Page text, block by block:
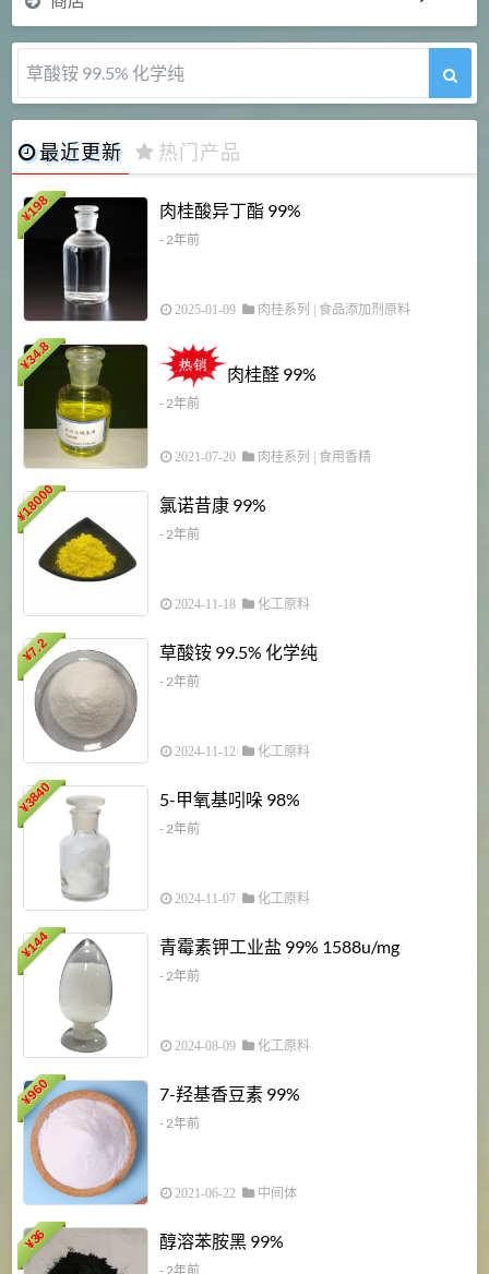
草酸铵 99.5% 化学纯
最近更新 热门产品
¥
198 肉桂酸异丁酯 99%
- 2年前
2025-01-09 肉桂系列 食品添加剂原料
¥
34.8
肉桂醛 99%
- 2年前
2021-07-20 肉桂系列 食用香精
¥
18000 氯诺昔康 99%
- 2年前
2024-11-18 化工原料
¥
7.2 草酸铵 99.5% 化学纯
- 2年前
2024-11-12 化工原料
¥
3840 5-甲氧基吲哚 98%
- 2年前
2024-11-07 化工原料
¥
144 青霉素钾工业盐 99% 1588u/mg
- 2年前
2024-08-09 化工原料
¥
960 7-羟基香豆素 99%
- 2年前
2021-06-22 中间体
¥
36 醇溶苯胺黑 99%
- 2年前